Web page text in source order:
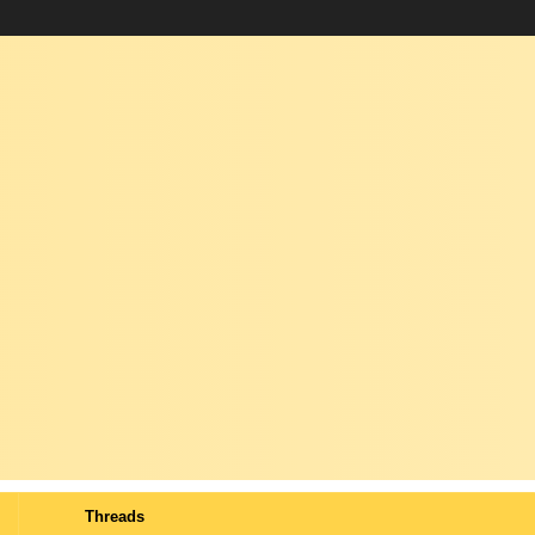
Threads